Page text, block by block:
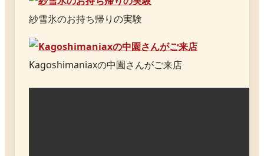
紗雪氷のお持ち帰りの実験
Kagoshimaniaxの中園さんがご来店